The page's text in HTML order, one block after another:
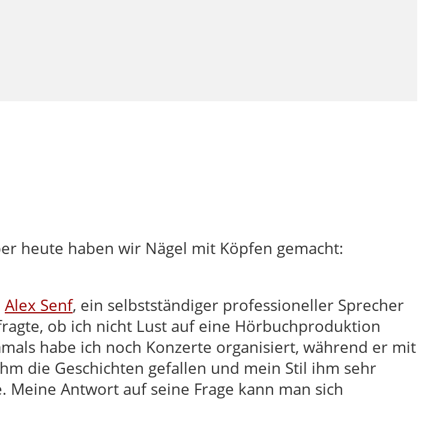
heute haben wir Nägel mit Köpfen gemacht:
Alex Senf, ein selbstständiger professioneller Sprecher
ob ich nicht Lust auf eine Hörbuchproduktion
habe ich noch Konzerte organisiert, während er mit
die Geschichten gefallen und mein Stil ihm sehr
Antwort auf seine Frage kann man sich